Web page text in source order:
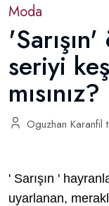
Moda
seriyi
mısınız?
Oguzhan Karanfil
' Sarışın '
uyarlanan,